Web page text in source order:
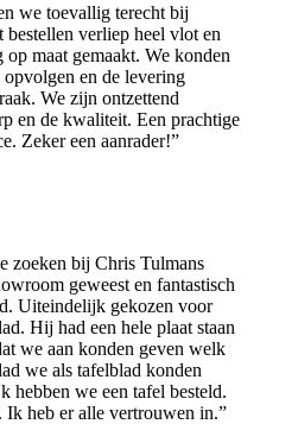
we toevallig terecht bij
verliep heel vlot en
maat gemaakt. We konden
en de levering
We zijn ontzettend
en de kwaliteit. Een prachtige
Zeker een aanrader!”
zoeken bij Chris Tulmans
geweest en fantastisch
Uiteindelijk gekozen voor
Hij had een hele plaat staan
we aan konden geven welk
we als tafelblad konden
hebben we een tafel besteld.
heb er alle vertrouwen in.”